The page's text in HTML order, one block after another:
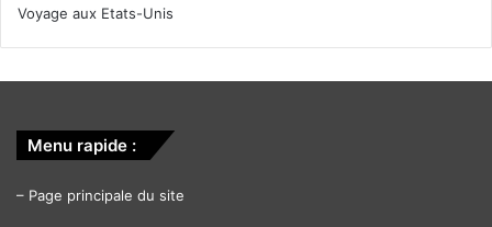
Voyage aux Etats-Unis
Menu rapide :
– Page principale du site